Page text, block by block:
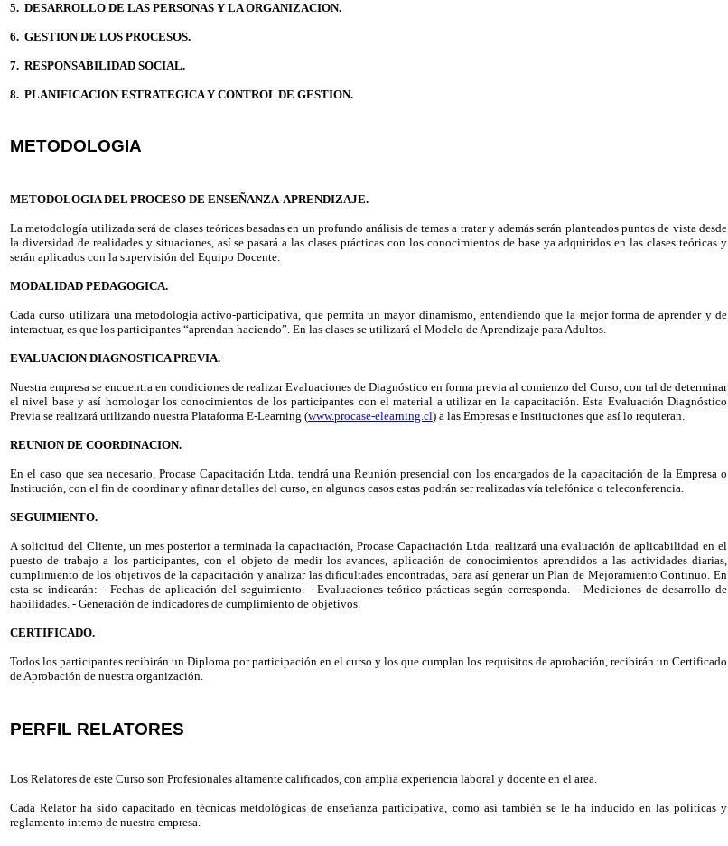
5. DESARROLLO DE LAS PERSONAS Y LA ORGANIZACION.
6. GESTION DE LOS PROCESOS.
7. RESPONSABILIDAD SOCIAL.
8. PLANIFICACION ESTRATEGICA Y CONTROL DE GESTION.
METODOLOGIA
METODOLOGIA DEL PROCESO DE ENSEÑANZA-APRENDIZAJE.
La metodología utilizada será de clases teóricas basadas en un profundo análisis de temas a tratar y además serán planteados puntos de vista desde
la diversidad de realidades y situaciones, así se pasará a las clases prácticas con los conocimientos de base ya adquiridos en las clases teóricas y
serán aplicados con la supervisión del Equipo Docente.
MODALIDAD PEDAGOGICA.
Cada curso utilizará una metodología activo-participativa, que permita un mayor dinamismo, entendiendo que la mejor forma de aprender y de
interactuar, es que los participantes “aprendan haciendo”. En las clases se utilizará el Modelo de Aprendizaje para Adultos.
EVALUACION DIAGNOSTICA PREVIA.
Nuestra empresa se encuentra en condiciones de realizar Evaluaciones de Diagnóstico en forma previa al comienzo del Curso, con tal de determinar
el nivel base y así homologar los conocimientos de los participantes con el material a utilizar en la capacitación. Esta Evaluación Diagnóstico
Previa se realizará utilizando nuestra Plataforma E-Learning (www.procase-elearning.cl) a las Empresas e Instituciones que así lo requieran.
REUNION DE COORDINACION.
En el caso que sea necesario, Procase Capacitación Ltda. tendrá una Reunión presencial con los encargados de la capacitación de la Empresa o
Institución, con el fin de coordinar y afinar detalles del curso, en algunos casos estas podrán ser realizadas vía telefónica o teleconferencia.
SEGUIMIENTO.
A solicitud del Cliente, un mes posterior a terminada la capacitación, Procase Capacitación Ltda. realizará una evaluación de aplicabilidad en el
puesto de trabajo a los participantes, con el objeto de medir los avances, aplicación de conocimientos aprendidos a las actividades diarias,
cumplimiento de los objetivos de la capacitación y analizar las dificultades encontradas, para así generar un Plan de Mejoramiento Continuo. En
esta se indicarán: - Fechas de aplicación del seguimiento. - Evaluaciones teórico prácticas según corresponda. - Mediciones de desarrollo de
habilidades. - Generación de indicadores de cumplimiento de objetivos.
CERTIFICADO.
Todos los participantes recibirán un Diploma por participación en el curso y los que cumplan los requisitos de aprobación, recibirán un Certificado
de Aprobación de nuestra organización.
PERFIL RELATORES
Los Relatores de este Curso son Profesionales altamente calificados, con amplia experiencia laboral y docente en el area.
Cada Relator ha sido capacitado en técnicas metdológicas de enseñanza participativa, como así también se le ha inducido en las políticas y
reglamento interno de nuestra empresa.